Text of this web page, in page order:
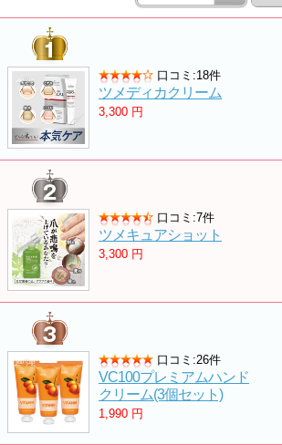
口コミ:18件
ツメディカクリーム
3,300 円
口コミ:7件
ツメキュアショット
3,300 円
口コミ:26件
VC100プレミアムハンド
クリーム(3個セット)
1,990 円